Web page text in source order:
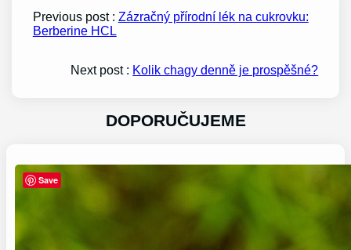
Previous post : Zázračný přírodní lék na cukrovku:
Berberine HCL
Next post : Kolik chagy denně je prospěšné?
DOPORUČUJEME
Save